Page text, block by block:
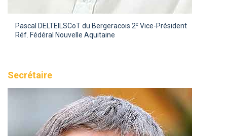
Pascal DELTEILSCoT du Bergeracois 2e Vice-Président
Réf. Fédéral Nouvelle Aquitaine
Secrétaire